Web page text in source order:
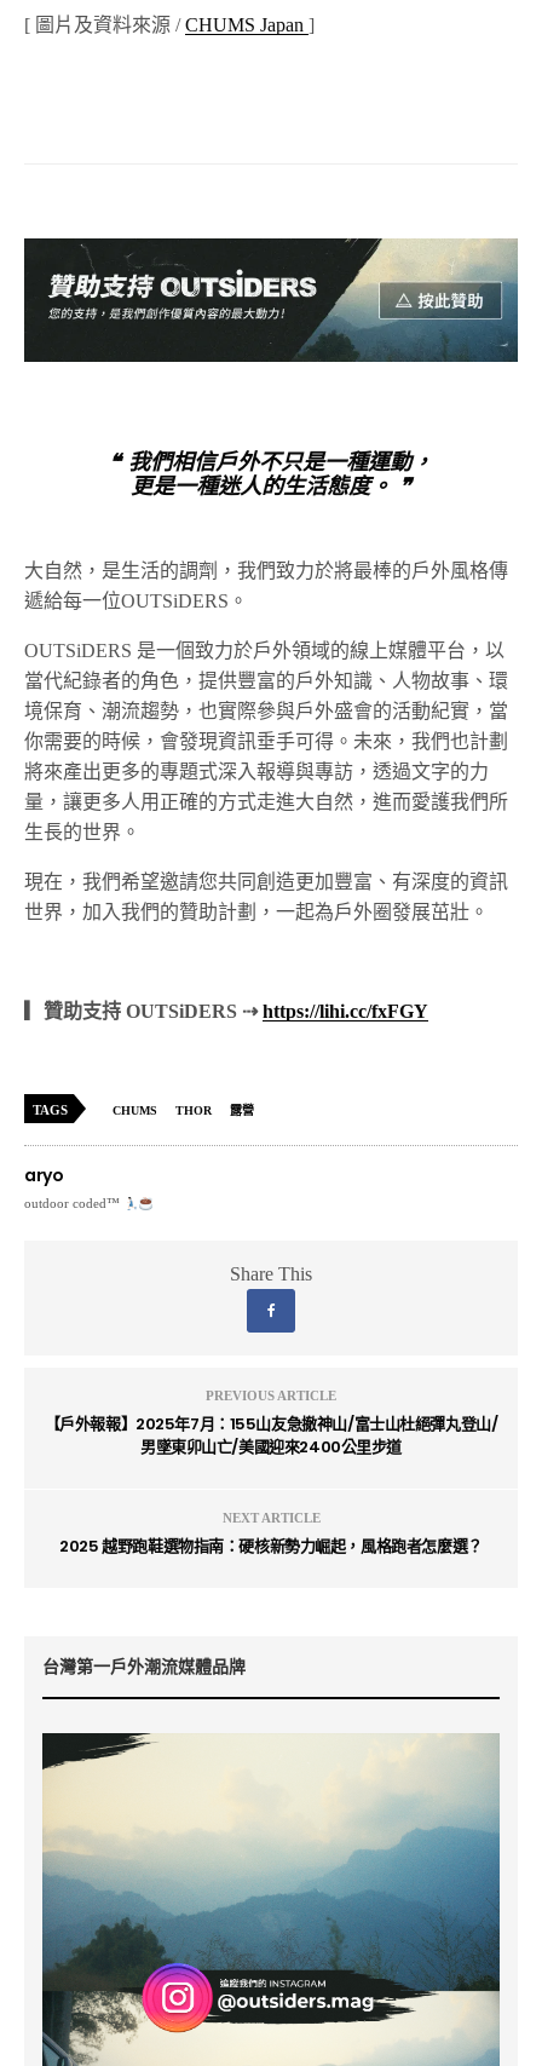
[ 圖片及資料來源 /CHUMS Japan]
❝ 我們相信戶外不只是一種運動，
更是一種迷人的生活態度。 ❞
大自然，是生活的調劑，我們致力於將最棒的戶外風格傳
遞給每一位OUTSiDERS。
OUTSiDERS 是一個致力於戶外領域的線上媒體平台，以
當代紀錄者的角色，提供豐富的戶外知識、人物故事、環
境保育、潮流趨勢，也實際參與戶外盛會的活動紀實，當
你需要的時候，會發現資訊垂手可得。未來，我們也計劃
將來產出更多的專題式深入報導與專訪，透過文字的力
量，讓更多人用正確的方式走進大自然，進而愛護我們所
生長的世界。
現在，我們希望邀請您共同創造更加豐富、有深度的資訊
世界，加入我們的贊助計劃，一起為戶外圈發展茁壯。
▎贊助支持 OUTSiDERS ⇢https://lihi.cc/fxFGY
TAGS CHUMS THOR 露營
aryo
outdoor coded™
Share This
PREVIOUS ARTICLE
【戶外報報】2025年7月：155山友急撤神山/富士山杜絕彈丸登山/
男墜東卯山亡/美國迎來2400公里步道
NEXT ARTICLE
2025 越野跑鞋選物指南：硬核新勢力崛起，風格跑者怎麼選？
台灣第一戶外潮流媒體品牌